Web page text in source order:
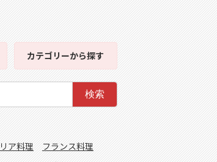
カテゴリーから探す
検索
ア料理
フランス料理